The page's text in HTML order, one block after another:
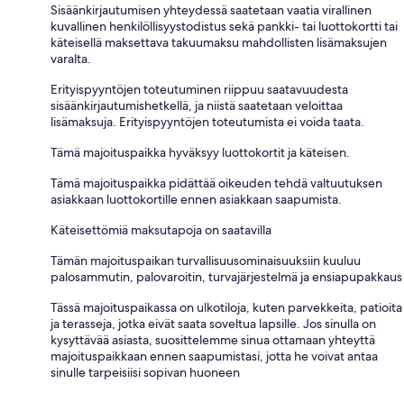
Sisäänkirjautumisen yhteydessä saatetaan vaatia virallinen
kuvallinen henkilöllisyystodistus sekä pankki- tai luottokortti tai
käteisellä maksettava takuumaksu mahdollisten lisämaksujen
varalta.
Erityispyyntöjen toteutuminen riippuu saatavuudesta
sisäänkirjautumishetkellä, ja niistä saatetaan veloittaa
lisämaksuja. Erityispyyntöjen toteutumista ei voida taata.
Tämä majoituspaikka hyväksyy luottokortit ja käteisen.
Tämä majoituspaikka pidättää oikeuden tehdä valtuutuksen
asiakkaan luottokortille ennen asiakkaan saapumista.
Käteisettömiä maksutapoja on saatavilla
Tämän majoituspaikan turvallisuusominaisuuksiin kuuluu
palosammutin, palovaroitin, turvajärjestelmä ja ensiapupakkaus
Tässä majoituspaikassa on ulkotiloja, kuten parvekkeita, patioita
ja terasseja, jotka eivät saata soveltua lapsille. Jos sinulla on
kysyttävää asiasta, suosittelemme sinua ottamaan yhteyttä
majoituspaikkaan ennen saapumistasi, jotta he voivat antaa
sinulle tarpeisiisi sopivan huoneen